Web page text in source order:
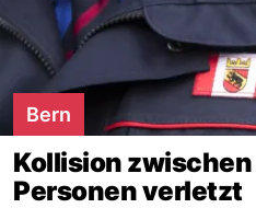
Bern
Kollision
Personen verletzt